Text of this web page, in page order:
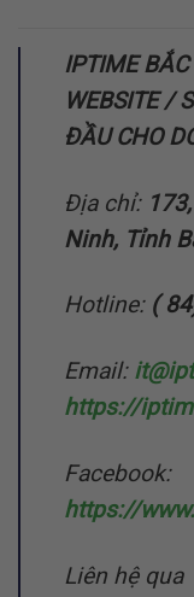
IPTIME
WEBSITE /
ĐẦU CHO
Địa chỉ:
Ninh, Tỉnh
Hotline: (
Email:
https://
Facebook:
https://
Liên hệ qua